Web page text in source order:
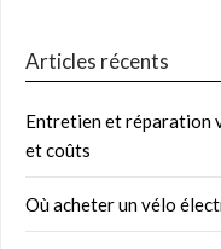
Articles récents
Entretien et réparation
et coûts
Où acheter un vélo